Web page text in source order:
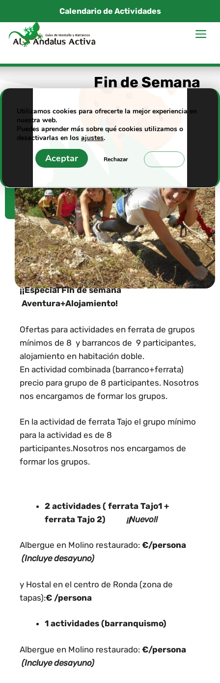
contenido
Calendario de Actividades
Fin de Semana
¡¡Especial Fin de semana
Aventura+Alojamiento!
Ofertas para actividades en ferrata de grupos
mínimos de 8 y barrancos de 9 participantes,
alojamiento en habitación doble.
En actividad combinada (barranco+ferrata)
precio para grupo de 8 participantes. Nosotros
nos encargamos de formar los grupos.
En la actividad de ferrata Tajo el grupo mínimo
para la actividad es de 8
participantes.Nosotros nos encargamos de
formar los grupos.
2 actividades ( ferrata Tajo1 +
ferrata Tajo 2)
¡¡Nuevo!!
Albergue en Molino restaurado: €/persona
(Incluye desayuno)
y Hostal en el centro de Ronda (zona de
tapas):€ /persona
1 actividades (barranquismo)
Albergue en Molino restaurado: €/persona
(Incluye desayuno)
Utilizamos cookies para ofrecerte la mejor experiencia en
nuestra web.
Puedes aprender más sobre qué cookies utilizamos o
desactivarlas en los ajustes.
Aceptar Rechazar